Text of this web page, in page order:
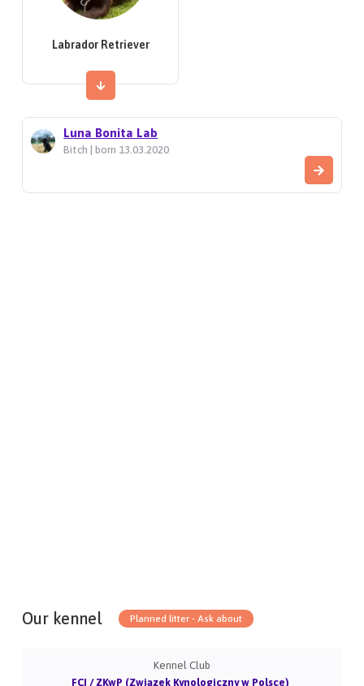
Labrador Retriever
Luna Bonita Lab
Bitch | born 13.03.2020
Our kennel Planned litter - Ask about
Kennel Club
FCI / ZKwP (Związek Kynologiczny w Polsce)